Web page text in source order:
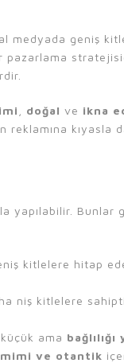
medyada geniş
pazarlama
doğal ve ikna
kıyasla
yapılabilir. Bunlar
kitlelere hitap
niş kitlelere
ama
ve otantik